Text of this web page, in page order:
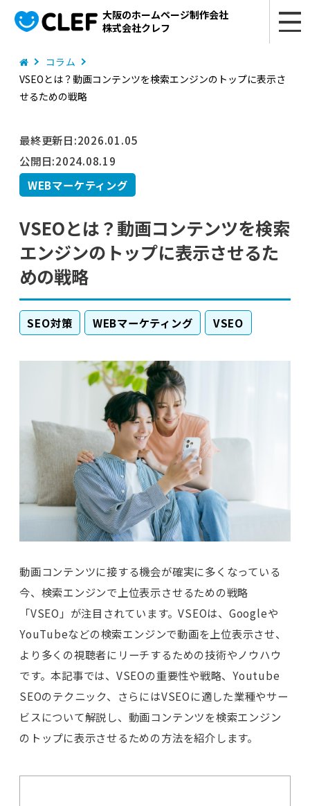
大阪のホームページ制作会社
株式会社クレフ
コラム
VSEOとは？動画コンテンツを検索エンジンのトップに表示さ
せるための戦略
VSEOとは？動画コンテンツを検索
エンジンのトップに表示させるた
めの戦略
WEBマーケティング
公開日:2024.08.19
最終更新日:2026.01.05
SEO対策 WEBマーケティング VSEO
動画コンテンツに接する機会が確実に多くなっている
今、検索エンジンで上位表示させるための戦略
「VSEO」が注目されています。VSEOは、Googleや
YouTubeなどの検索エンジンで動画を上位表示させ、
より多くの視聴者にリーチするための技術やノウハウ
です。本記事では、VSEOの重要性や戦略、Youtube
SEOのテクニック、さらにはVSEOに適した業種やサー
ビスについて解説し、動画コンテンツを検索エンジン
のトップに表示させるための方法を紹介します。